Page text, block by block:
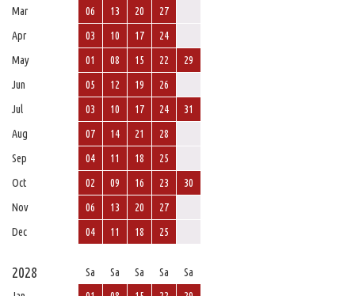
Mar
06 13 20
27
Apr
03 10 17
24
May
01 08 15 22
29
Jun
05 12 19
26
Jul
03 10 17 24
31
Aug
07 14 21
28
Sep
04 11 18
25
Oct
02 09 16 23
30
Nov
06 13 20
27
Dec
04 11 18 25
2028 Sa Sa Sa Sa
Sa